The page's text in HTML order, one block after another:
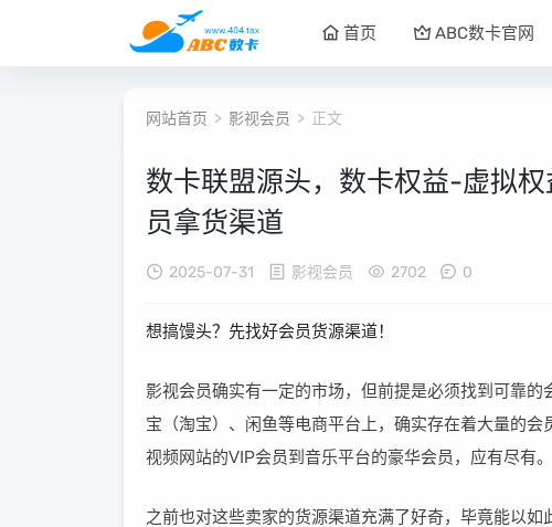
首页 ABC数卡官网
网站首页 > 影视会员 > 正文
数卡联盟源头，数卡权益-虚拟
员拿货渠道
2025-07-31 影视会员 2702 0
想搞馒头？先找好会员货源渠道！
影视会员确实有一定的市场，但前提是必须找到可靠
宝（淘宝）、闲鱼等电商平台上，确实存在着大量的
视频网站的VIP会员到音乐平台的豪华会员，应有尽有。
之前也对这些卖家的货源渠道充满了好奇，毕竟能以